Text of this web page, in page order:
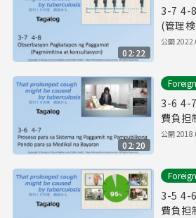
02:22
3-7 4-
(管理検
公開
02:20
3-6 4-
費負担
公開
3-5 4-
費負担